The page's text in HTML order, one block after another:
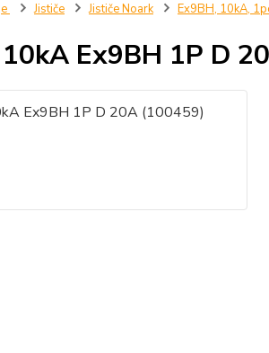
Jističe Jističe Noark Ex9BH, 10kA,
Ex9BH 1P D